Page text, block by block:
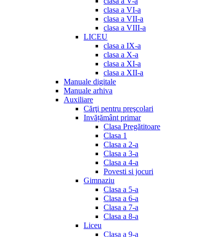
clasa a VI-a
clasa a VII-a
clasa a VIII-a
LICEU
clasa a IX-a
clasa a X-a
clasa a XI-a
clasa a XII-a
Manuale digitale
Manuale arhiva
Auxiliare
Cărţi pentru preşcolari
Invățământ primar
Clasa Pregătitoare
Clasa 1
Clasa a 2-a
Clasa a 3-a
Clasa a 4-a
Povesti si jocuri
Gimnaziu
Clasa a 5-a
Clasa a 6-a
Clasa a 7-a
Clasa a 8-a
Liceu
Clasa a 9-a